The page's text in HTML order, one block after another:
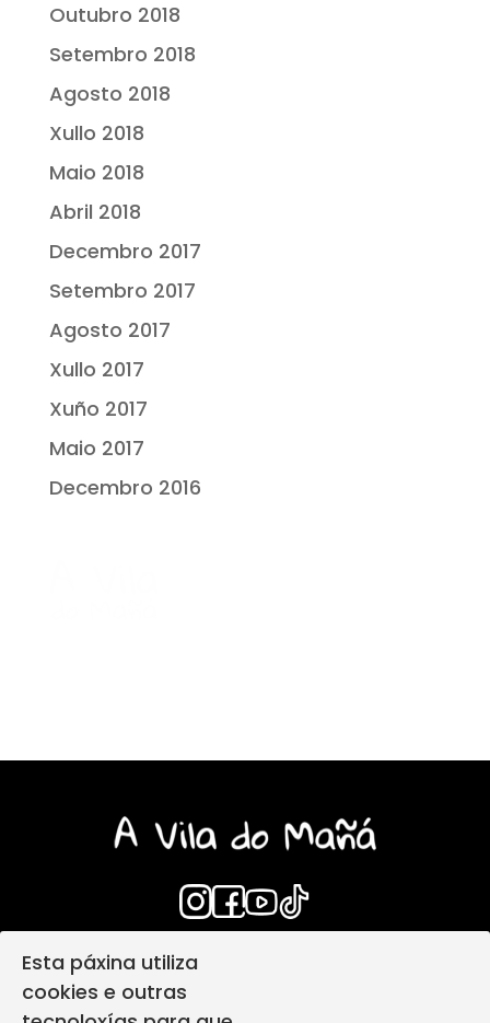
Outubro 2018
Setembro 2018
Agosto 2018
Xullo 2018
Maio 2018
Abril 2018
Decembro 2017
Setembro 2017
Agosto 2017
Xullo 2017
Xuño 2017
Maio 2017
Decembro 2016
Login
Política de privacidade
Esta páxina utiliza
cookies e outras